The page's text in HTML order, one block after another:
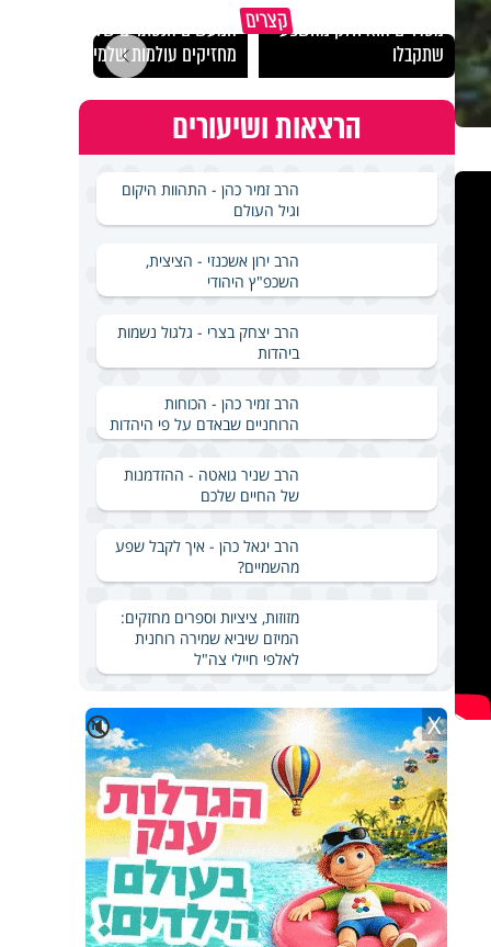
קצריםמסדרים הוא חלק מהשפע
שתקבלו
המעשים הנסתרים שלנו
מחזיקים עולמות שלמים
הרצאות ושיעורים
הרב זמיר כהן - התהוות היקום
וגיל העולם
הרב ירון אשכנזי - הציצית,
השכפ"ץ היהודי
הרב יצחק בצרי - גלגול נשמות
ביהדות
הרב זמיר כהן - הכוחות
הרוחניים שבאדם על פי היהדות
הרב שניר גואטה - ההזדמנות
של החיים שלכם
הרב יגאל כהן - איך לקבל שפע
מהשמיים?
מזוזות, ציציות וספרים מחזקים:
המיזם שיביא שמירה רוחנית
לאלפי חיילי צה"ל
🔇 X